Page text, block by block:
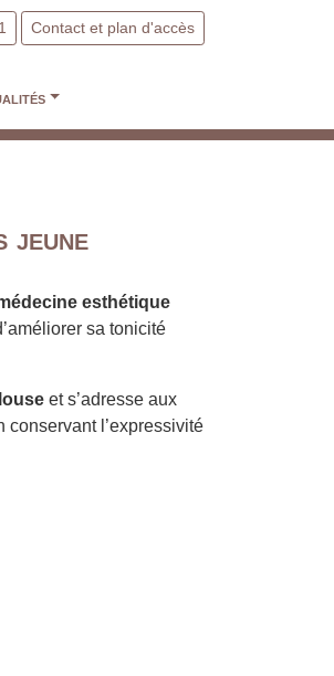
Contact et plan d'accès
jeune
esthétique
sa tonicité
et s’adresse aux
conservant l’expressivité